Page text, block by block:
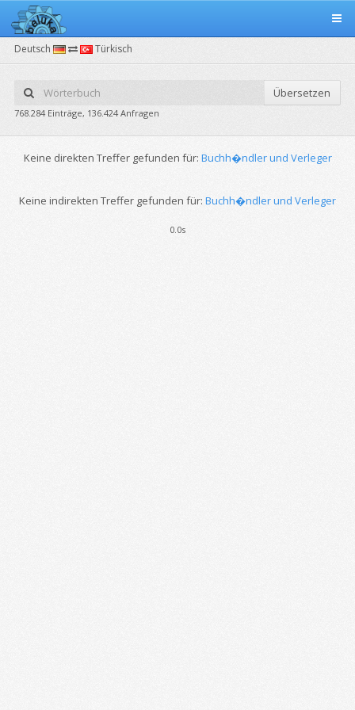
Deutsch Türkisch
Übersetzen
768.284 Einträge, 136.424 Anfragen
Keine direkten Treffer gefunden für: Buchh�ndler und Verleger
Keine indirekten Treffer gefunden für: Buchh�ndler und Verleger
0.0s